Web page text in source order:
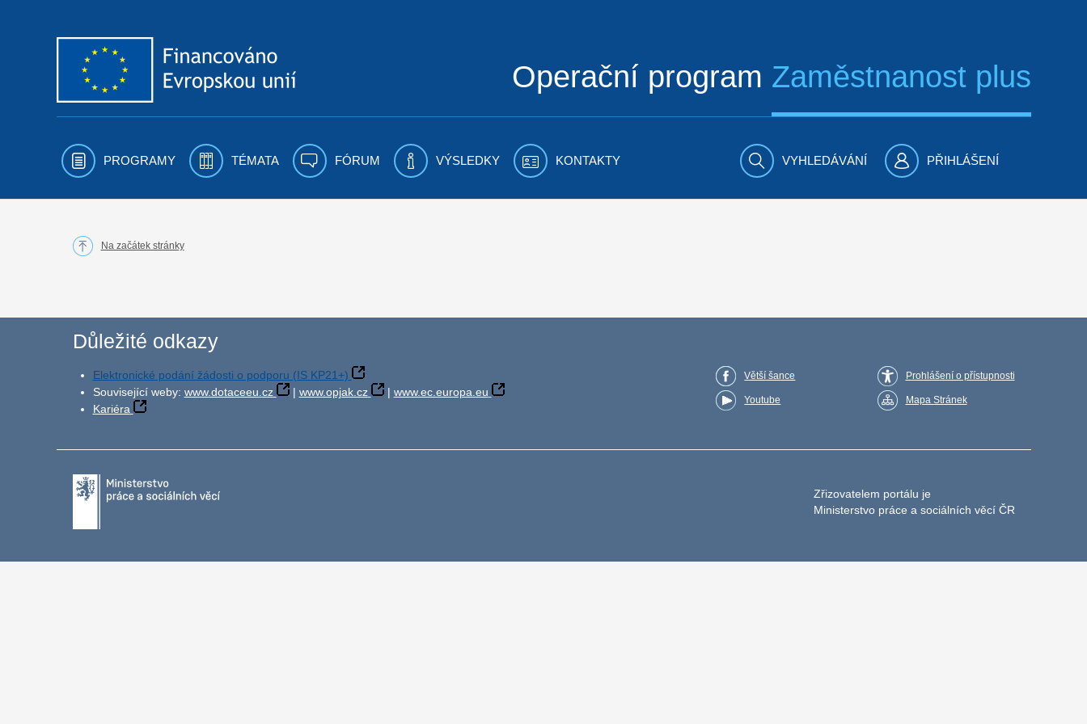
Operační program Zaměstnanost plus
PROGRAMY TÉMATA FÓRUM VÝSLEDKY KONTAKTY VYHLEDÁVÁNÍ PŘIHLÁŠENÍ
Na začátek stránky
Důležité odkazy
Elektronické podání žádosti o podporu (IS KP21+)
Související weby: www.dotaceeu.cz | www.opjak.cz | www.ec.europa.eu
Kariéra
Větší šance
Youtube
Prohlášení o přístupnosti
Mapa Stránek
Zřizovatelem portálu je
Ministerstvo práce a sociálních věcí ČR